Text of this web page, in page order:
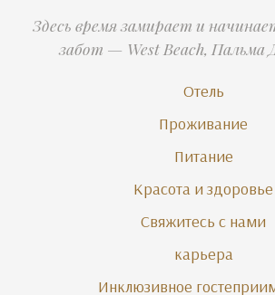
Здесь время замирает и
забот — West Beach, Пальма
Отель
Проживание
Питание
Красота и здоровье
Свяжитесь с нами
карьера
Инклюзивное